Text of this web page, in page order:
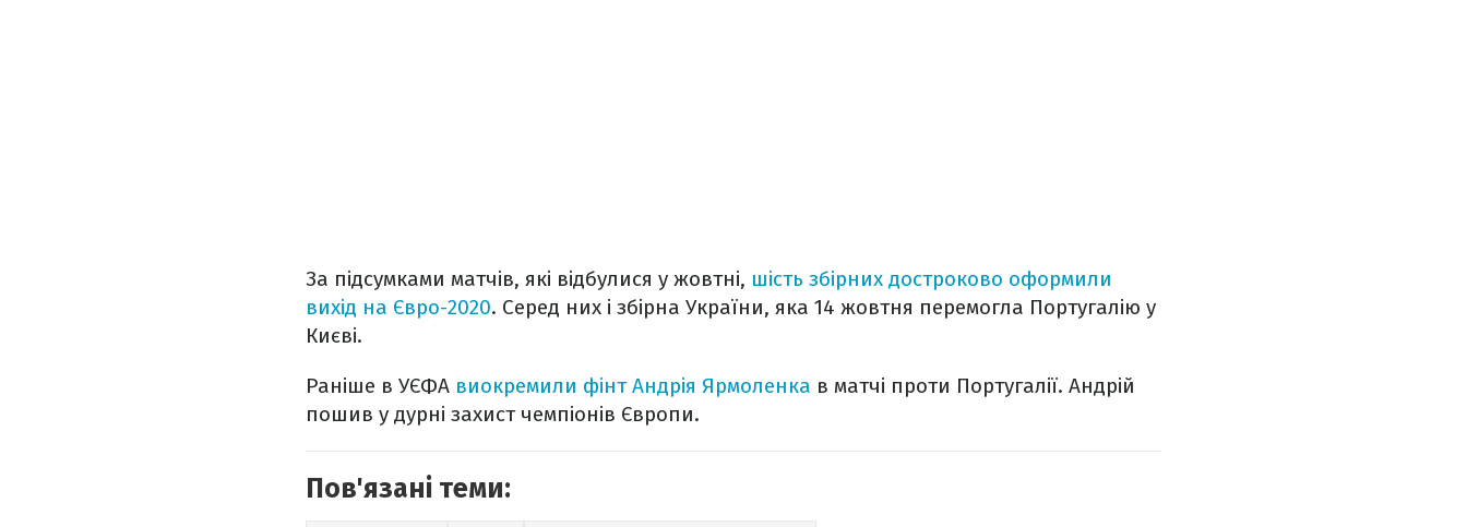
За підсумками матчів, які відбулися у жовтні, шість збірних достроково оформили
вихід на Євро-2020. Серед них і збірна України, яка 14 жовтня перемогла Португалію у
Києві.
Раніше в УЄФА виокремили фінт Андрія Ярмоленка в матчі проти Португалії. Андрій
пошив у дурні захист чемпіонів Європи.
Пов'язані теми: